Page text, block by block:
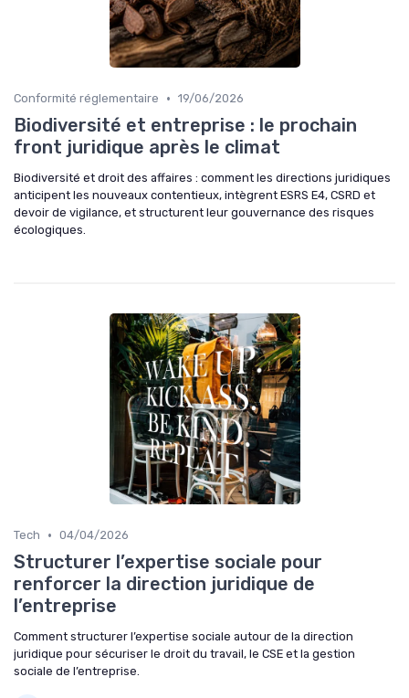
Conformité réglementaire • 19/06/2026
Biodiversité et entreprise : le prochain
front juridique après le climat
Biodiversité et droit des affaires : comment les directions juridiques
anticipent les nouveaux contentieux, intègrent ESRS E4, CSRD et
devoir de vigilance, et structurent leur gouvernance des risques
écologiques.
Tech • 04/04/2026
Structurer l’expertise sociale pour
renforcer la direction juridique de
l’entreprise
Comment structurer l’expertise sociale autour de la direction
juridique pour sécuriser le droit du travail, le CSE et la gestion
sociale de l’entreprise.